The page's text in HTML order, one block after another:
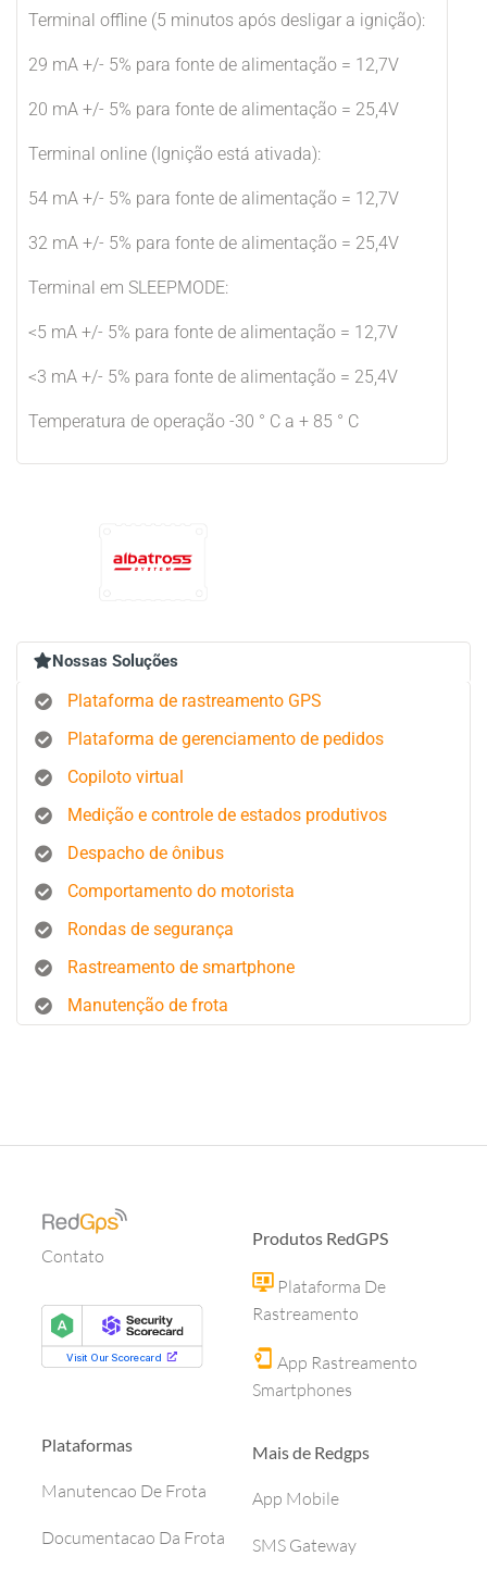
Terminal offline (5 minutos após desligar a ignição):
29 mA +/- 5% para fonte de alimentação = 12,7V
20 mA +/- 5% para fonte de alimentação = 25,4V
Terminal online (Ignição está ativada):
54 mA +/- 5% para fonte de alimentação = 12,7V
32 mA +/- 5% para fonte de alimentação = 25,4V
Terminal em SLEEPMODE:
<5 mA +/- 5% para fonte de alimentação = 12,7V
<3 mA +/- 5% para fonte de alimentação = 25,4V
Temperatura de operação -30 ° C a + 85 ° C
Nossas Soluções
Plataforma de rastreamento GPS
Plataforma de gerenciamento de pedidos
Copiloto virtual
Medição e controle de estados produtivos
Despacho de ônibus
Comportamento do motorista
Rondas de segurança
Rastreamento de smartphone
Manutenção de frota
Contato
Plataformas
Manutencao De Frota
Documentacao Da Frota
Produtos RedGPS
Plataforma De
Rastreamento
App Rastreamento
Smartphones
Mais de Redgps
App Mobile
SMS Gateway